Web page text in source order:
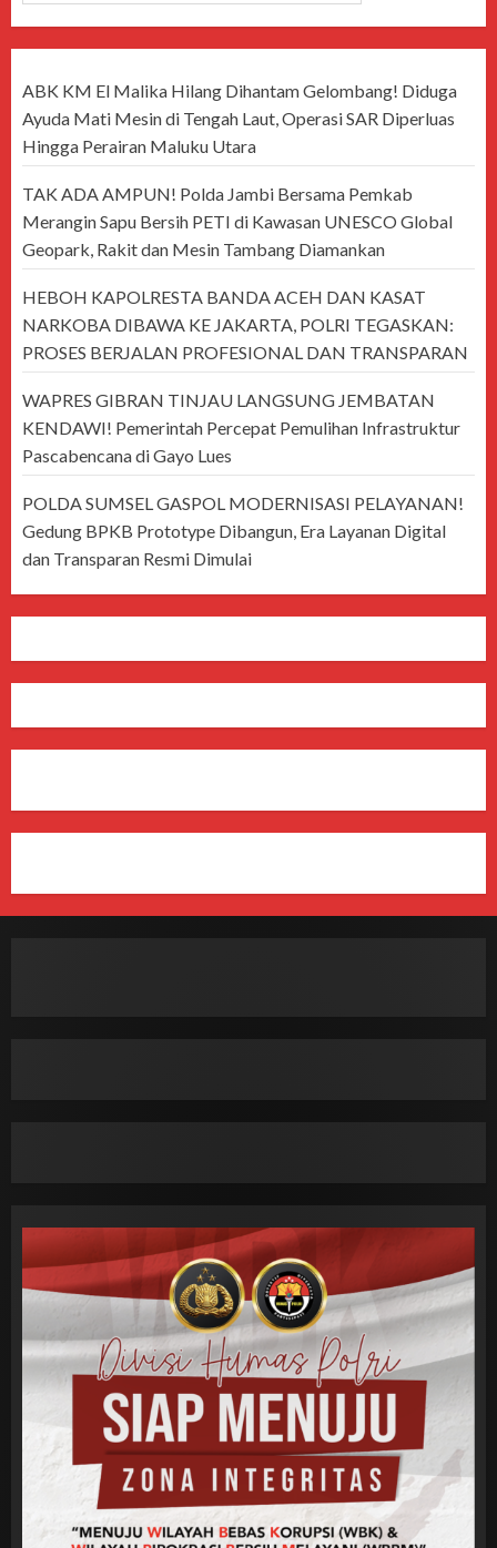
ABK KM El Malika Hilang Dihantam Gelombang! Diduga
Ayuda Mati Mesin di Tengah Laut, Operasi SAR Diperluas
Hingga Perairan Maluku Utara
TAK ADA AMPUN! Polda Jambi Bersama Pemkab
Merangin Sapu Bersih PETI di Kawasan UNESCO Global
Geopark, Rakit dan Mesin Tambang Diamankan
HEBOH KAPOLRESTA BANDA ACEH DAN KASAT
NARKOBA DIBAWA KE JAKARTA, POLRI TEGASKAN:
PROSES BERJALAN PROFESIONAL DAN TRANSPARAN
WAPRES GIBRAN TINJAU LANGSUNG JEMBATAN
KENDAWI! Pemerintah Percepat Pemulihan Infrastruktur
Pascabencana di Gayo Lues
POLDA SUMSEL GASPOL MODERNISASI PELAYANAN!
Gedung BPKB Prototype Dibangun, Era Layanan Digital
dan Transparan Resmi Dimulai